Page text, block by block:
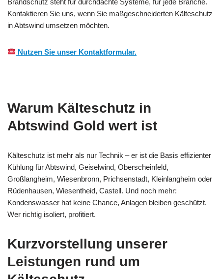
Kontaktieren Sie uns, wenn Sie maßgeschneiderten Kälteschutz
in Abtswind umsetzen möchten.
Nutzen Sie unser Kontaktformular.
Warum Kälteschutz in
Abtswind Gold wert ist
Kälteschutz ist mehr als nur Technik – er ist die Basis effizienter
Kühlung für Abtswind, Geiselwind, Oberscheinfeld,
Großlangheim, Wiesenbronn, Prichsenstadt, Kleinlangheim oder
Rüdenhausen, Wiesentheid, Castell. Und noch mehr:
Kondenswasser hat keine Chance, Anlagen bleiben geschützt.
Wer richtig isoliert, profitiert.
Kurzvorstellung unserer
Leistungen rund um